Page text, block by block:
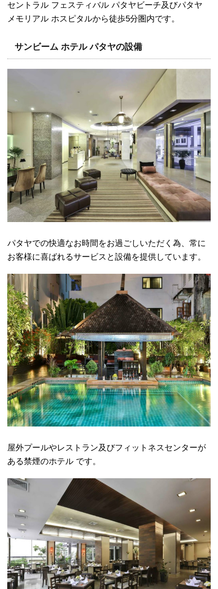
セントラル フェスティバル パタヤビーチ及びパタヤ
メモリアル ホスピタルから徒歩5分圏内です。
サンビーム ホテル パタヤの設備
パタヤでの快適なお時間をお過ごしいただく為、常に
お客様に喜ばれるサービスと設備を提供しています。
屋外プールやレストラン及びフィットネスセンターが
ある禁煙のホテル です。